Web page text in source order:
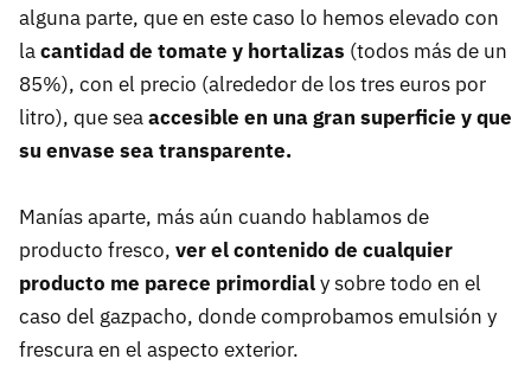
alguna parte, que en este caso lo hemos elevado con
lacantidad de tomate y hortalizas (todos más de un
85%), con el precio (alrededor de los tres euros por
litro), que seaaccesible en una gran superficie y que
su envase sea transparente.
Manías aparte, más aún cuando hablamos de
producto fresco, ver el contenido de cualquier
producto me parece primordialy sobre todo en el
caso del gazpacho, donde comprobamos emulsión y
frescura en el aspecto exterior.